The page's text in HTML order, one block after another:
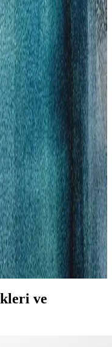
özellikleriyle pratik
ve temizlik kolaylığıyla
seçenektir.
Erkek
gelişmiş bıçak
bakımını
En İyi
yenilikçi tasarımı ve
ideal seçenekler sunar.
doğru tercihi yapın.
Tıraş Makinesi
pil ömürlü ve suya
bakım deneyimi sunar.
ve